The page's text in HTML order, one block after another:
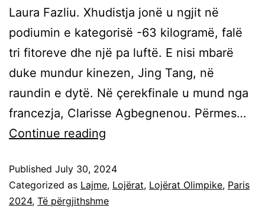
Laura Fazliu. Xhudistja jonë u ngjit në
podiumin e kategorisë -63 kilogramë, falë
tri fitoreve dhe një pa luftë. E nisi mbarë
duke mundur kinezen, Jing Tang, në
raundin e dytë. Në çerekfinale u mund nga
francezja, Clarisse Agbegnenou. Përmes…
Continue reading
Published July 30, 2024
Categorized as Lajme, Lojërat, Lojërat Olimpike, Paris
2024, Të përgjithshme